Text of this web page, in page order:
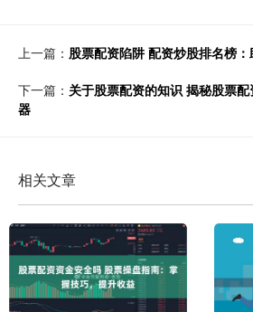
上一篇： 股票配资陷阱 配资炒股排名榜
下一篇： 关于股票配资的知识 揭秘股票
器
相关文章